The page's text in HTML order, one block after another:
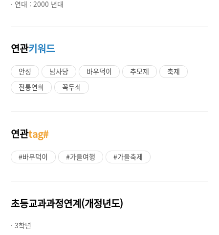
· 연대 :2000 년대
연관키워드
안성 남사당 바우덕이 추모제
축제
전통연희
꼭두쇠
연관tag#
#바우덕이 #가을여행 #가을축제
초등교과과정연계(개정년도)
· 3학년